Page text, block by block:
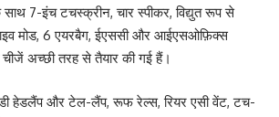
7-इंच टचस्क्रीन, चार स्पीकर, विद्युत रूप से
मोड, 6 एयरबैग, ईएससी और आईएसओफ़िक्स
अच्छी तरह से तैयार की गई हैं।
हेडलैंप और टेल-लैंप, रूफ रेल्स, रियर एसी वेंट, टच-